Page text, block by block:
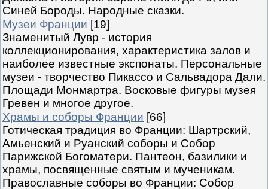
Синей Бороды. Народные сказки.
Музеи Франции [19]
Знаменитый Лувр - история
коллекционирования, характеристика залов и
наиболее известные экспонаты. Персональные
музеи - творчество Пикассо и Сальвадора Дали.
Площади Монмартра. Восковые фигуры музея
Гревен и многое другое.
Храмы и соборы Франции [66]
Готическая традиция во Франции: Шартрский,
Амьенский и Руанский соборы и Собор
Парижской Богоматери. Пантеон, базилики и
храмы, посвященные святым и мученикам.
Православные соборы во Франции: Собор